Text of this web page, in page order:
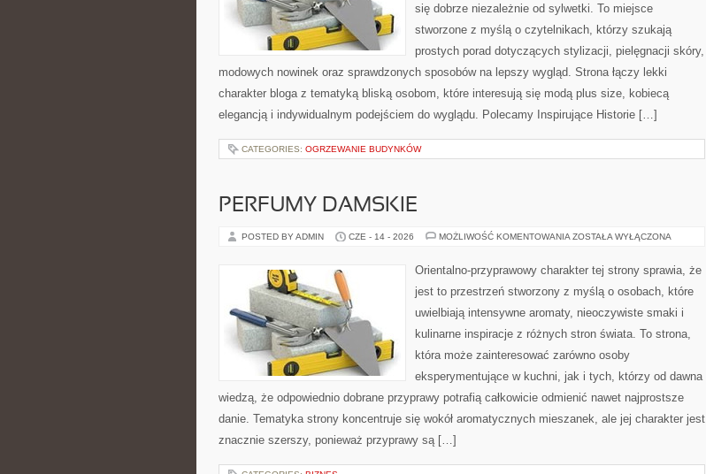
się dobrze niezależnie od sylwetki. To miejsce
stworzone z myślą o czytelnikach, którzy szukają
prostych porad dotyczących stylizacji, pielęgnacji skóry,
modowych nowinek oraz sprawdzonych sposobów na lepszy wygląd. Strona łączy lekki
charakter bloga z tematyką bliską osobom, które interesują się modą plus size, kobiecą
elegancją i indywidualnym podejściem do wyglądu. Polecamy Inspirujące Historie […]
CATEGORIES: OGRZEWANIE BUDYNKÓW
PERFUMY DAMSKIE
POSTED BY ADMIN CZE - 14 - 2026 MOŻLIWOŚĆ KOMENTOWANIA PERFUMY
ZOSTAŁA WYŁĄCZONA
Orientalno-przyprawowy charakter tej strony sprawia, że
jest to przestrzeń stworzony z myślą o osobach, które
uwielbiają intensywne aromaty, nieoczywiste smaki i
kulinarne inspiracje z różnych stron świata. To strona,
która może zainteresować zarówno osoby
eksperymentujące w kuchni, jak i tych, którzy od dawna
wiedzą, że odpowiednio dobrane przyprawy potrafią całkowicie odmienić nawet najprostsze
danie. Tematyka strony koncentruje się wokół aromatycznych mieszanek, ale jej charakter jest
znacznie szerszy, ponieważ przyprawy są […]